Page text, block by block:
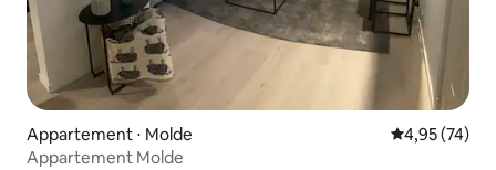
Appartement ⋅ Molde Évaluation
4,95 (74)
Appartement Molde